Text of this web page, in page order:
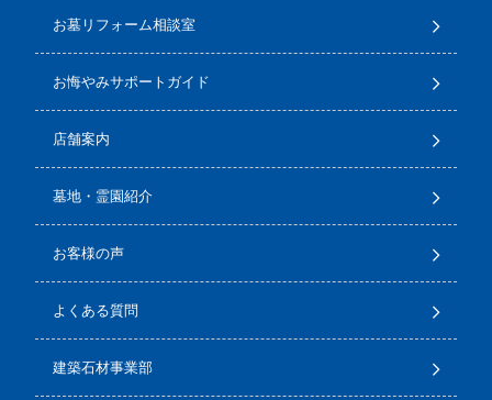
お墓リフォーム相談室
お悔やみサポートガイド
店舗案内
墓地・霊園紹介
お客様の声
よくある質問
建築石材事業部